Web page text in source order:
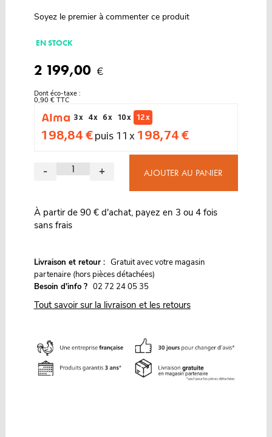
Soyez le premier à commenter ce produit
EN STOCK
2 199,00 €
Dont éco-taxe :
0,90 € TTC
3 x
4 x 6 x 10 x 12 x
198,84 €puis 11 x 198,74 €
- + AJOUTER AU PANIER
À partir de 90 € d'achat, payez en 3 ou 4 fois
sans frais
Livraison et retour : Gratuit avec votre magasin
partenaire (hors pièces détachées)
Besoin d'info ? 02 72 24 05 35
Tout savoir sur la livraison et les retours